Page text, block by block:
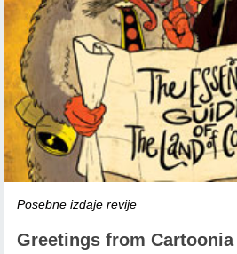
Posebne izdaje revije
Greetings from